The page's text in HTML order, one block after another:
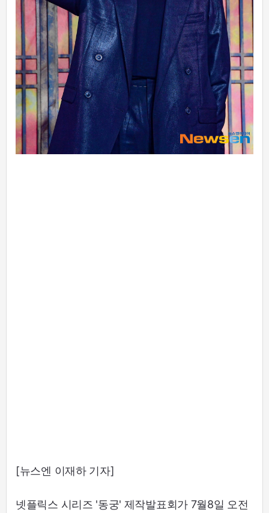
[뉴스엔 이재하 기자]
넷플릭스 시리즈 '동궁' 제작발표회가 7월8일 오전